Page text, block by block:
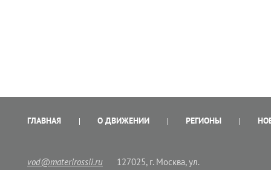
ГЛАВНАЯ О ДВИЖЕНИИ РЕГИОНЫ
vod@materirossii.ru
127025, г. Москва, ул.